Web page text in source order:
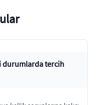
durumlarda tercih